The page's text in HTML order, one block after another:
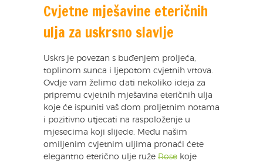
Cvjetne mješavine eteričnih
ulja za uskrsno slavlje
Uskrs je povezan s buđenjem proljeća,
toplinom sunca i ljepotom cvjetnih vrtova.
Ovdje vam želimo dati nekoliko ideja za
pripremu cvjetnih mješavina eteričnih ulja
koje će ispuniti vaš dom proljetnim notama
i pozitivno utjecati na raspoloženje u
mjesecima koji slijede. Među našim
omiljenim cvjetnim uljima pronaći ćete
elegantno eterično ulje ruže Rose koje